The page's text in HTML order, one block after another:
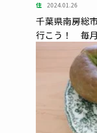
住 2024.01.26
千葉県南房総
行こう！ 毎